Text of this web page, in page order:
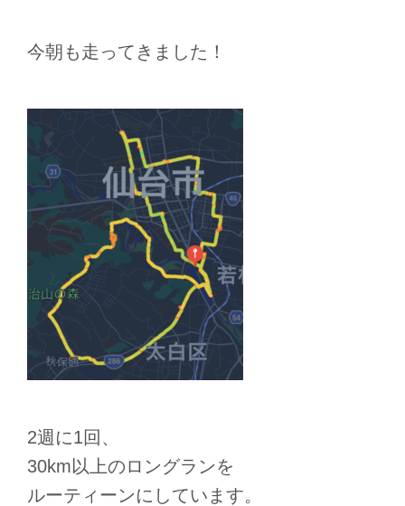
今朝も走ってきました！
2週に1回、
30km以上のロングランを
ルーティーンにしています。